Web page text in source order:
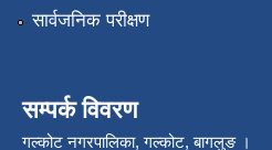
सार्वजनिक परीक्षण
सम्पर्क विवरण
गल्कोट नगरपालिका, गल्कोट, बागलुङ ।